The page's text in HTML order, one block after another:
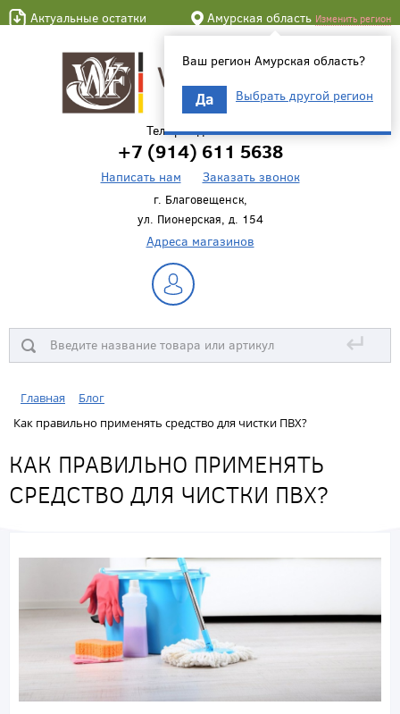
Актуальные остатки Амурская область Изменить регион
Ваш регион Амурская область?
Да Выбрать другой регион
Телефон для связи
+7 (914) 611 5638
Написать нам Заказать звонок
г. Благовещенск,
ул. Пионерская, д. 154
Адреса магазинов
↵
Главная
Блог
Как правильно применять средство для чистки ПВХ?
КАК ПРАВИЛЬНО ПРИМЕНЯТЬ
СРЕДСТВО ДЛЯ ЧИСТКИ ПВХ?